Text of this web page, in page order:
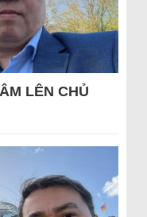
LÊN CHỦ